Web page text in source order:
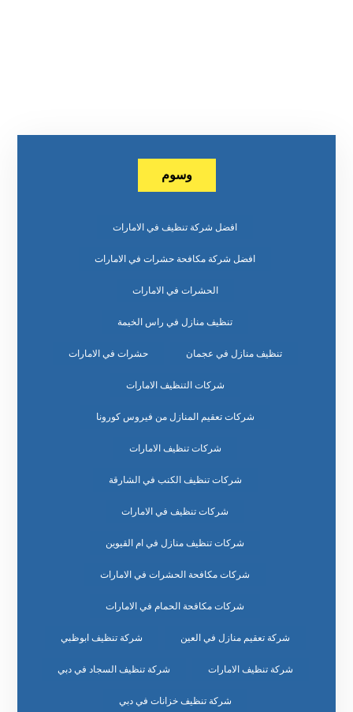
وسوم
افضل شركة تنظيف في الامارات
افضل شركة مكافحة حشرات في الامارات
الحشرات في الامارات
تنظيف منازل في راس الخيمة
تنظيف منازل في عجمان حشرات في الامارات
شركات التنظيف الامارات
شركات تعقيم المنازل من فيروس كورونا
شركات تنظيف الامارات
شركات تنظيف الكنب في الشارقة
شركات تنظيف في الامارات
شركات تنظيف منازل في ام القيوين
شركات مكافحة الحشرات في الامارات
شركات مكافحة الحمام في الامارات
شركة تعقيم منازل في العين شركة تنظيف ابوظبي
شركة تنظيف الامارات شركة تنظيف السجاد في دبي
شركة تنظيف خزانات في دبي